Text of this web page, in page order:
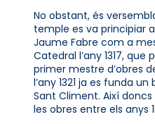
No obstant, és
temple es va principiar
Jaume Fabre com a
Catedral l’any 1317,
primer mestre d’obres
l’any 1321 ja es funda
Sant Climent. Així doncs
les obres entre els anys